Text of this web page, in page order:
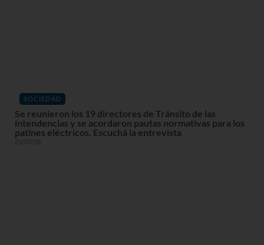
SOCIEDAD
Se reunieron los 19 directores de Tránsito de las
intendencias y se acordaron pautas normativas para los
patines eléctricos. Escuchá la entrevista
31/07/26